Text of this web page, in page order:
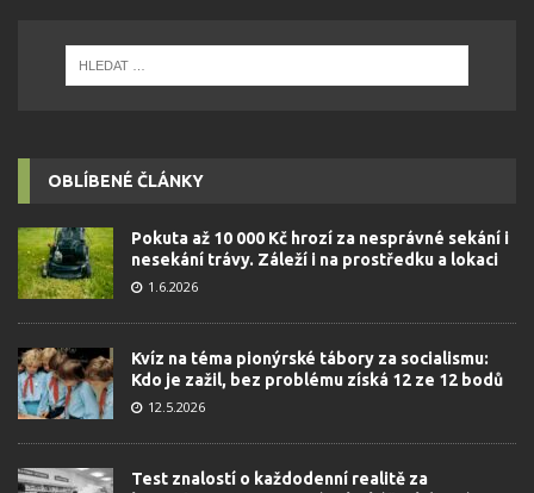
OBLÍBENÉ ČLÁNKY
Pokuta až 10 000 Kč hrozí za nesprávné sekání i
nesekání trávy. Záleží i na prostředku a lokaci
1.6.2026
Kvíz na téma pionýrské tábory za socialismu:
Kdo je zažil, bez problému získá 12 ze 12 bodů
12.5.2026
Test znalostí o každodenní realitě za